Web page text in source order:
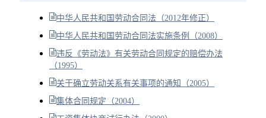
中华人民共和国劳动合同法（2012年修正）
中华人民共和国劳动合同法实施条例（2008）
违反《劳动法》有关劳动合同规定的赔偿办法
（1995）
关于确立劳动关系有关事项的通知（2005）
集体合同规定（2004）